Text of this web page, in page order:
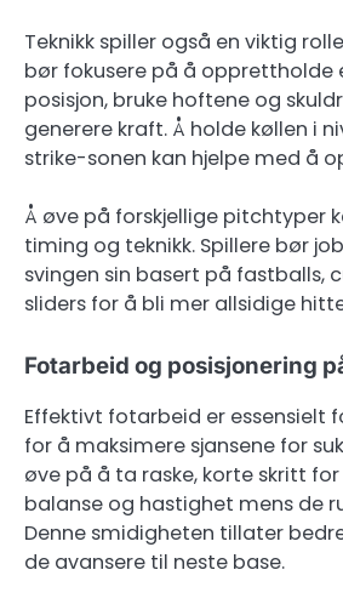
Teknikk spiller også en viktig
bør fokusere på å opprettholde
posisjon, bruke hoftene og
generere kraft. Å holde køllen i
strike-sonen kan hjelpe med å
Å øve på forskjellige pitchtyper
timing og teknikk. Spillere bør
svingen sin basert på fastballs,
sliders for å bli mer allsidige
Fotarbeid og posisjonering
Effektivt fotarbeid er essensielt
for å maksimere sjansene for
øve på å ta raske, korte skritt
balanse og hastighet mens de
Denne smidigheten tillater
de avansere til neste base.